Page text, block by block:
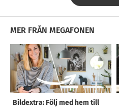
MER FRÅN MEGAFONEN
Bildextra: Följ med hem till